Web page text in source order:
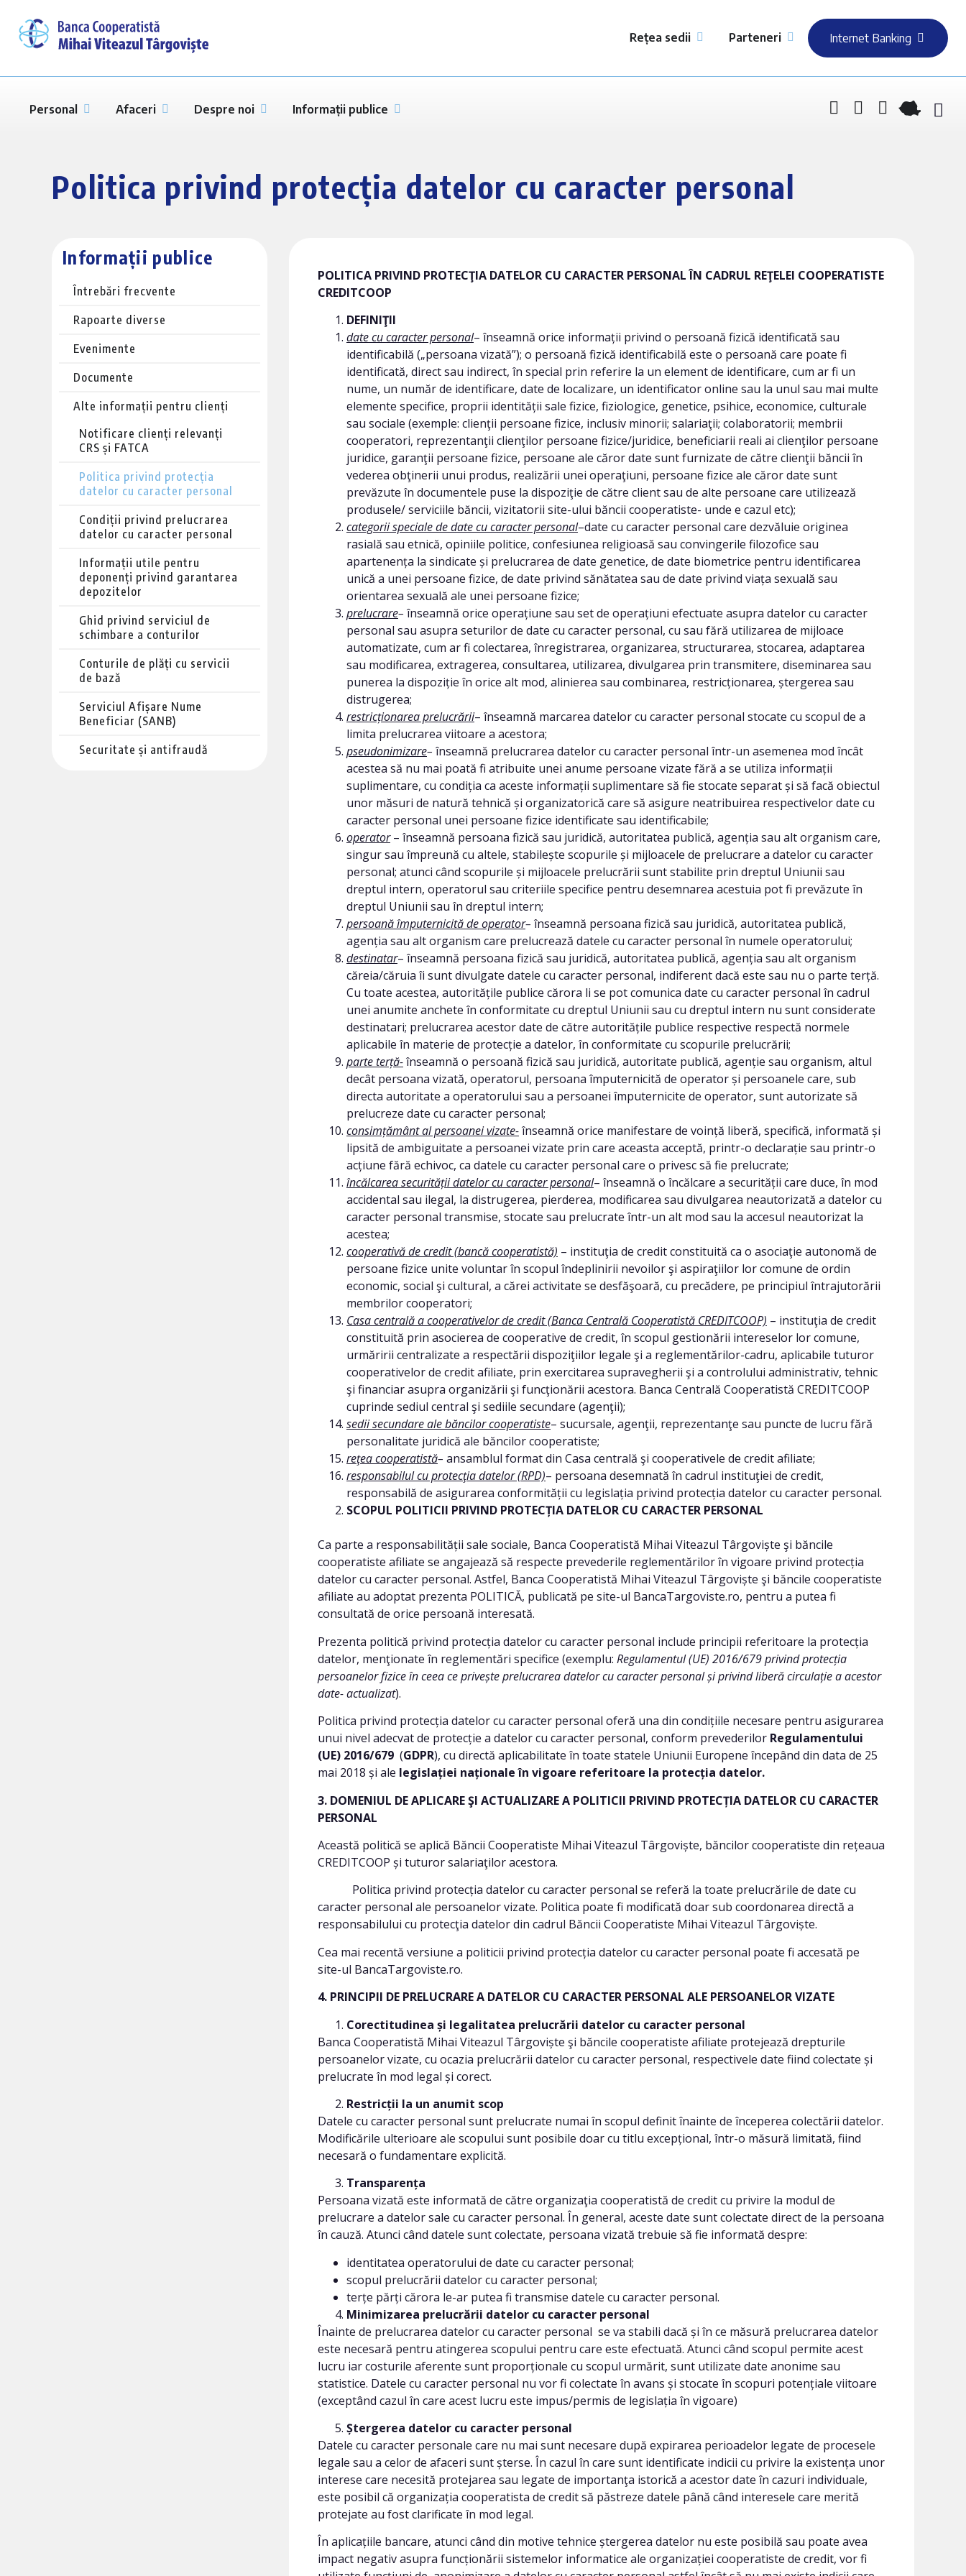
Rețea sedii Parteneri Internet Banking
Personal Afaceri Despre noi Informații publice
Politica privind protecția datelor cu caracter personal
Informații publice
Întrebări frecvente
Rapoarte diverse
Evenimente
Documente
Alte informații pentru clienți
Notificare clienți relevanți
CRS și FATCA
Politica privind protecția
datelor cu caracter personal
Condiții privind prelucrarea
datelor cu caracter personal
Informații utile pentru
deponenți privind garantarea
depozitelor
Ghid privind serviciul de
schimbare a conturilor
Conturile de plăți cu servicii
de bază
Serviciul Afișare Nume
Beneficiar (SANB)
Securitate și antifraudă
POLITICA PRIVIND PROTECŢIA DATELOR CU CARACTER PERSONAL ÎN CADRUL REŢELEI COOPERATISTE
CREDITCOOP
DEFINIŢII
date cu caracter personal– înseamnă orice informații privind o persoană fizică identificată sau
identificabilă („persoana vizată”); o persoană fizică identificabilă este o persoană care poate fi
identificată, direct sau indirect, în special prin referire la un element de identificare, cum ar fi un
nume, un număr de identificare, date de localizare, un identificator online sau la unul sau mai multe
elemente specifice, proprii identității sale fizice, fiziologice, genetice, psihice, economice, culturale
sau sociale (exemple: clienţii persoane fizice, inclusiv minorii; salariaţii; colaboratorii; membrii
cooperatori, reprezentanţii clienţilor persoane fizice/juridice, beneficiarii reali ai clienţilor persoane
juridice, garanţii persoane fizice, persoane ale căror date sunt furnizate de către clienţii băncii în
vederea obţinerii unui produs, realizării unei operaţiuni, persoane fizice ale căror date sunt
prevăzute în documentele puse la dispoziţie de către client sau de alte persoane care utilizează
produsele/ serviciile băncii, vizitatorii site-ului băncii cooperatiste- unde e cazul etc);
categorii speciale de date cu caracter personal–date cu caracter personal care dezvăluie originea
rasială sau etnică, opiniile politice, confesiunea religioasă sau convingerile filozofice sau
apartenența la sindicate și prelucrarea de date genetice, de date biometrice pentru identificarea
unică a unei persoane fizice, de date privind sănătatea sau de date privind viața sexuală sau
orientarea sexuală ale unei persoane fizice;
prelucrare– înseamnă orice operațiune sau set de operațiuni efectuate asupra datelor cu caracter
personal sau asupra seturilor de date cu caracter personal, cu sau fără utilizarea de mijloace
automatizate, cum ar fi colectarea, înregistrarea, organizarea, structurarea, stocarea, adaptarea
sau modificarea, extragerea, consultarea, utilizarea, divulgarea prin transmitere, diseminarea sau
punerea la dispoziție în orice alt mod, alinierea sau combinarea, restricționarea, ștergerea sau
distrugerea;
restricționarea prelucrării– înseamnă marcarea datelor cu caracter personal stocate cu scopul de a
limita prelucrarea viitoare a acestora;
pseudonimizare– înseamnă prelucrarea datelor cu caracter personal într-un asemenea mod încât
acestea să nu mai poată fi atribuite unei anume persoane vizate fără a se utiliza informații
suplimentare, cu condiția ca aceste informații suplimentare să fie stocate separat și să facă obiectul
unor măsuri de natură tehnică și organizatorică care să asigure neatribuirea respectivelor date cu
caracter personal unei persoane fizice identificate sau identificabile;
operator– înseamnă persoana fizică sau juridică, autoritatea publică, agenția sau alt organism care,
singur sau împreună cu altele, stabilește scopurile și mijloacele de prelucrare a datelor cu caracter
personal; atunci când scopurile și mijloacele prelucrării sunt stabilite prin dreptul Uniunii sau
dreptul intern, operatorul sau criteriile specifice pentru desemnarea acestuia pot fi prevăzute în
dreptul Uniunii sau în dreptul intern;
persoană împuternicită de operator– înseamnă persoana fizică sau juridică, autoritatea publică,
agenția sau alt organism care prelucrează datele cu caracter personal în numele operatorului;
destinatar– înseamnă persoana fizică sau juridică, autoritatea publică, agenția sau alt organism
căreia/căruia îi sunt divulgate datele cu caracter personal, indiferent dacă este sau nu o parte terță.
Cu toate acestea, autoritățile publice cărora li se pot comunica date cu caracter personal în cadrul
unei anumite anchete în conformitate cu dreptul Uniunii sau cu dreptul intern nu sunt considerate
destinatari; prelucrarea acestor date de către autoritățile publice respective respectă normele
aplicabile în materie de protecție a datelor, în conformitate cu scopurile prelucrării;
parte terță-înseamnă o persoană fizică sau juridică, autoritate publică, agenție sau organism, altul
decât persoana vizată, operatorul, persoana împuternicită de operator și persoanele care, sub
directa autoritate a operatorului sau a persoanei împuternicite de operator, sunt autorizate să
prelucreze date cu caracter personal;
consimțământ al persoanei vizate-înseamnă orice manifestare de voință liberă, specifică, informată și
lipsită de ambiguitate a persoanei vizate prin care aceasta acceptă, printr-o declarație sau printr-o
acțiune fără echivoc, ca datele cu caracter personal care o privesc să fie prelucrate;
încălcarea securității datelor cu caracter personal– înseamnă o încălcare a securității care duce, în mod
accidental sau ilegal, la distrugerea, pierderea, modificarea sau divulgarea neautorizată a datelor cu
caracter personal transmise, stocate sau prelucrate într-un alt mod sau la accesul neautorizat la
acestea;
cooperativă de credit (bancă cooperatistă) – instituţia de credit constituită ca o asociaţie autonomă de
persoane fizice unite voluntar în scopul îndeplinirii nevoilor şi aspiraţiilor lor comune de ordin
economic, social şi cultural, a cărei activitate se desfăşoară, cu precădere, pe principiul întrajutorării
membrilor cooperatori;
Casa centrală a cooperativelor de credit (Banca Centrală Cooperatistă CREDITCOOP) – instituţia de credit
constituită prin asocierea de cooperative de credit, în scopul gestionării intereselor lor comune,
urmăririi centralizate a respectării dispoziţiilor legale şi a reglementărilor-cadru, aplicabile tuturor
cooperativelor de credit afiliate, prin exercitarea supravegherii şi a controlului administrativ, tehnic
şi financiar asupra organizării şi funcţionării acestora. Banca Centrală Cooperatistă CREDITCOOP
cuprinde sediul central şi sediile secundare (agenţii);
sedii secundare ale băncilor cooperatiste– sucursale, agenţii, reprezentanţe sau puncte de lucru fără
personalitate juridică ale băncilor cooperatiste;
reţea cooperatistă– ansamblul format din Casa centrală şi cooperativele de credit afiliate;
responsabilul cu protecţia datelor (RPD)– persoana desemnată în cadrul instituţiei de credit,
responsabilă de asigurarea conformității cu legislația privind protecția datelor cu caracter personal.
SCOPUL POLITICII PRIVIND PROTECȚIA DATELOR CU CARACTER PERSONAL
Ca parte a responsabilității sale sociale, Banca Cooperatistă Mihai Viteazul Târgoviște şi băncile
cooperatiste afiliate se angajează să respecte prevederile reglementărilor în vigoare privind protecția
datelor cu caracter personal. Astfel, Banca Cooperatistă Mihai Viteazul Târgoviște şi băncile cooperatiste
afiliate au adoptat prezenta POLITICĂ, publicată pe site-ul BancaTargoviste.ro, pentru a putea fi
consultată de orice persoană interesată.
Prezenta politică privind protecția datelor cu caracter personal include principii referitoare la protecția
datelor, menţionate în reglementări specifice (exemplu: Regulamentul (UE) 2016/679 privind protecția
persoanelor fizice în ceea ce privește prelucrarea datelor cu caracter personal și privind liberă circulație a acestor
date- actualizat).
Politica privind protecția datelor cu caracter personal oferă una din condițiile necesare pentru asigurarea
unui nivel adecvat de protecție a datelor cu caracter personal, conform prevederilor Regulamentului
(UE) 2016/679 (GDPR), cu directă aplicabilitate în toate statele Uniunii Europene începând din data de 25
mai 2018 și ale legislației naționale în vigoare referitoare la protecția datelor.
3. DOMENIUL DE APLICARE ŞI ACTUALIZARE A POLITICII PRIVIND PROTECȚIA DATELOR CU CARACTER
PERSONAL
Această politică se aplică Băncii Cooperatiste Mihai Viteazul Târgoviște, băncilor cooperatiste din rețeaua
CREDITCOOP și tuturor salariaţilor acestora.
Politica privind protecția datelor cu caracter personal se referă la toate prelucrările de date cu
caracter personal ale persoanelor vizate. Politica poate fi modificată doar sub coordonarea directă a
responsabilului cu protecţia datelor din cadrul Băncii Cooperatiste Mihai Viteazul Târgoviște.
Cea mai recentă versiune a politicii privind protecția datelor cu caracter personal poate fi accesată pe
site-ul BancaTargoviste.ro.
4. PRINCIPII DE PRELUCRARE A DATELOR CU CARACTER PERSONAL ALE PERSOANELOR VIZATE
Corectitudinea și legalitatea prelucrării datelor cu caracter personal
Banca Cooperatistă Mihai Viteazul Târgoviște şi băncile cooperatiste afiliate protejează drepturile
persoanelor vizate, cu ocazia prelucrării datelor cu caracter personal, respectivele date fiind colectate și
prelucrate în mod legal și corect.
Restricții la un anumit scop
Datele cu caracter personal sunt prelucrate numai în scopul definit înainte de începerea colectării datelor.
Modificările ulterioare ale scopului sunt posibile doar cu titlu excepțional, într-o măsură limitată, fiind
necesară o fundamentare explicită.
Transparența
Persoana vizată este informată de către organizaţia cooperatistă de credit cu privire la modul de
prelucrare a datelor sale cu caracter personal. În general, aceste date sunt colectate direct de la persoana
în cauză. Atunci când datele sunt colectate, persoana vizată trebuie să fie informată despre:
identitatea operatorului de date cu caracter personal;
scopul prelucrării datelor cu caracter personal;
terțe părți cărora le-ar putea fi transmise datele cu caracter personal.
Minimizarea prelucrării datelor cu caracter personal
Înainte de prelucrarea datelor cu caracter personal se va stabili dacă și în ce măsură prelucrarea datelor
este necesară pentru atingerea scopului pentru care este efectuată. Atunci când scopul permite acest
lucru iar costurile aferente sunt proporționale cu scopul urmărit, sunt utilizate date anonime sau
statistice. Datele cu caracter personal nu vor fi colectate în avans și stocate în scopuri potențiale viitoare
(exceptând cazul în care acest lucru este impus/permis de legislația în vigoare)
Ștergerea datelor cu caracter personal
Datele cu caracter personale care nu mai sunt necesare după expirarea perioadelor legate de procesele
legale sau a celor de afaceri sunt șterse. În cazul în care sunt identificate indicii cu privire la existența unor
interese care necesită protejarea sau legate de importanţa istorică a acestor date în cazuri individuale,
este posibil că organizația cooperatista de credit să păstreze datele până când interesele care merită
protejate au fost clarificate în mod legal.
În aplicațiile bancare, atunci când din motive tehnice ștergerea datelor nu este posibilă sau poate avea
impact negativ asupra funcționării sistemelor informatice ale organizației cooperatiste de credit, vor fi